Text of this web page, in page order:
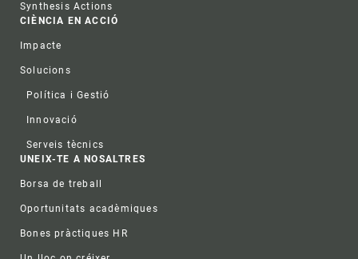
Synthesis Actions
CIÈNCIA EN ACCIÓ
Impacte
Solucions
Política i Gestió
Innovació
Serveis tècnics
UNEIX-TE A NOSALTRES
Borsa de treball
Oportunitats acadèmiques
Bones pràctiques HR